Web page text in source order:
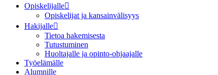
Opiskelijalle
Opiskelijat ja kansainvälisyys
Hakijalle
Tietoa hakemisesta
Tutustuminen
Huoltajalle ja opinto-ohjaajalle
Työelämälle
Alumnille